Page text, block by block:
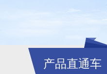
产品直通车